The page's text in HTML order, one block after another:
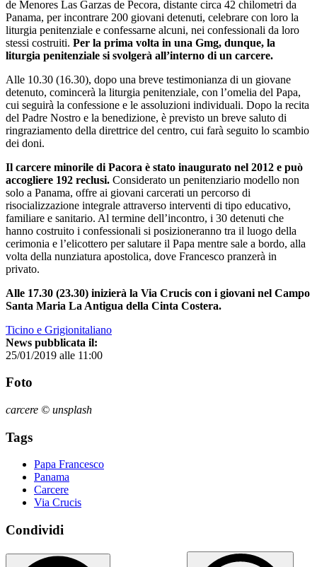
de Menores Las Garzas de Pecora, distante circa 42 chilometri da
Panama, per incontrare 200 giovani detenuti, celebrare con loro la
liturgia penitenziale e confessarne alcuni, nei confessionali da loro
stessi costruiti. Per la prima volta in una Gmg, dunque, la
liturgia penitenziale si svolgerà all’interno di un carcere.
Alle 10.30 (16.30), dopo una breve testimonianza di un giovane
detenuto, comincerà la liturgia penitenziale, con l’omelia del Papa,
cui seguirà la confessione e le assoluzioni individuali. Dopo la recita
del Padre Nostro e la benedizione, è previsto un breve saluto di
ringraziamento della direttrice del centro, cui farà seguito lo scambio
dei doni.
Il carcere minorile di Pacora è stato inaugurato nel 2012 e può
accogliere 192 reclusi. Considerato un penitenziario modello non
solo a Panama, offre ai giovani carcerati un percorso di
risocializzazione integrale attraverso interventi di tipo educativo,
familiare e sanitario. Al termine dell’incontro, i 30 detenuti che
hanno costruito i confessionali si posizioneranno tra il luogo della
cerimonia e l’elicottero per salutare il Papa mentre sale a bordo, alla
volta della nunziatura apostolica, dove Francesco pranzerà in
privato.
Alle 17.30 (23.30) inizierà la Via Crucis con i giovani nel Campo
Santa Maria La Antigua della Cinta Costera.
Ticino e Grigionitaliano
News pubblicata il:
25/01/2019 alle 11:00
Foto
carcere © unsplash
Tags
Papa Francesco
Panama
Carcere
Via Crucis
Condividi